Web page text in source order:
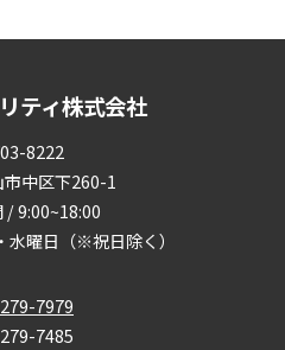
ティ株式会社
8222
市中区下260-1
/ 9:00~18:00
水曜日（※祝日除く）
7979
7485